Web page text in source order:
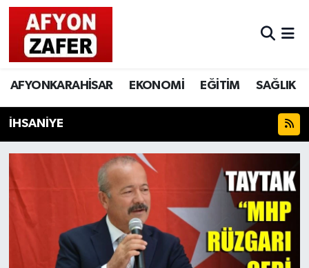
AFYONKARAHİSAR EKONOMİ EĞİTİM SAĞLIK
İHSANİYE